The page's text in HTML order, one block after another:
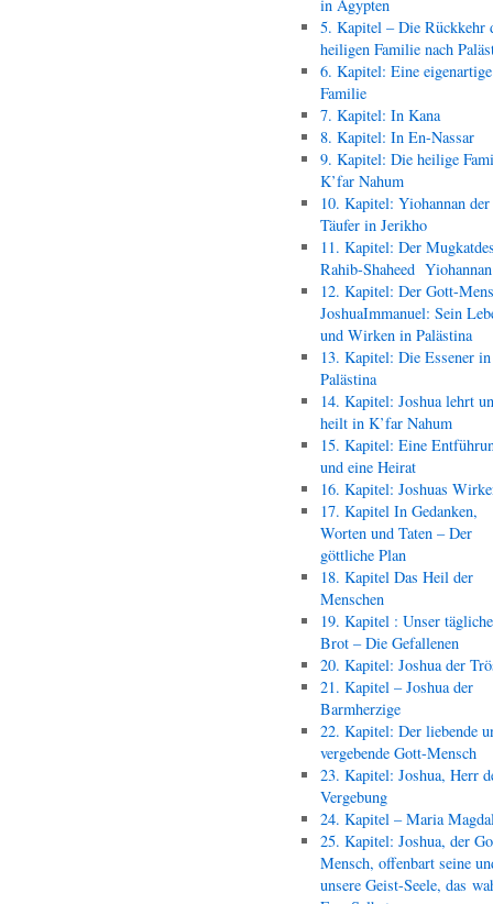
in Ägypten
5. Kapitel – Die Rückkehr
heiligen Familie nach
6. Kapitel: Eine eigenartige
Familie
7. Kapitel: In Kana
8. Kapitel: In En-Nassar
9. Kapitel: Die heilige
K’far Nahum
10. Kapitel: Yiohannan der
Täufer in Jerikho
11. Kapitel: Der
Rahib-Shaheed
12. Kapitel: Der Gott-
JoshuaImmanuel: Sein
und Wirken in Palästina
13. Kapitel: Die Essener in
Palästina
14. Kapitel: Joshua lehrt
heilt in K’far Nahum
15. Kapitel: Eine
und eine Heirat
16. Kapitel: Joshuas
17. Kapitel In Gedanken,
Worten und Taten – Der
göttliche Plan
18. Kapitel Das Heil der
Menschen
19. Kapitel : Unser
Brot – Die Gefallenen
20. Kapitel: Joshua der
21. Kapitel – Joshua der
Barmherzige
22. Kapitel: Der liebende
vergebende Gott-Mensch
23. Kapitel: Joshua, Herr
Vergebung
24. Kapitel – Maria
25. Kapitel: Joshua, der
Mensch, offenbart seine
unsere Geist-Seele, das